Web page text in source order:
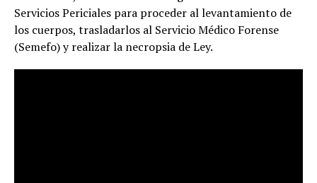
Servicios Periciales para proceder al levantamiento de
los cuerpos, trasladarlos al Servicio Médico Forense
(Semefo) y realizar la necropsia de Ley.